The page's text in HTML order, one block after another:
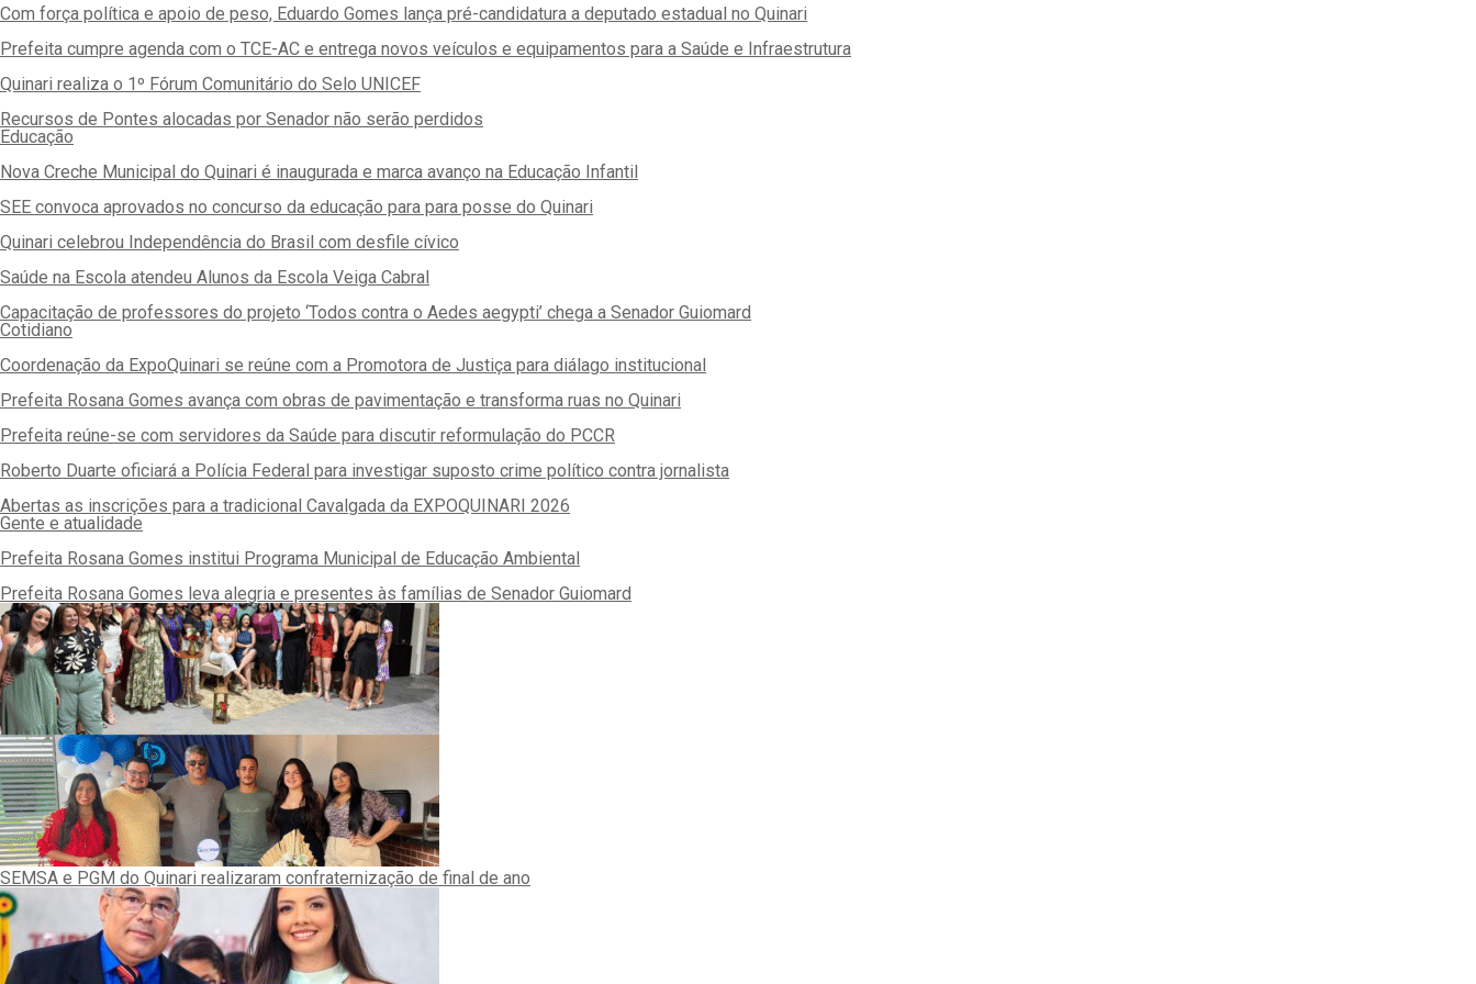
Com força política e apoio de peso, Eduardo Gomes lança pré-candidatura a deputado estadual no Quinari
Prefeita cumpre agenda com o TCE-AC e entrega novos veículos e equipamentos para a Saúde e Infraestrutura
Quinari realiza o 1º Fórum Comunitário do Selo UNICEF
Recursos de Pontes alocadas por Senador não serão perdidos
Educação
Nova Creche Municipal do Quinari é inaugurada e marca avanço na Educação Infantil
SEE convoca aprovados no concurso da educação para para posse do Quinari
Quinari celebrou Independência do Brasil com desfile cívico
Saúde na Escola atendeu Alunos da Escola Veiga Cabral
Capacitação de professores do projeto ‘Todos contra o Aedes aegypti’ chega a Senador Guiomard
Cotidiano
Coordenação da ExpoQuinari se reúne com a Promotora de Justiça para diálago institucional
Prefeita Rosana Gomes avança com obras de pavimentação e transforma ruas no Quinari
Prefeita reúne-se com servidores da Saúde para discutir reformulação do PCCR
Roberto Duarte oficiará a Polícia Federal para investigar suposto crime político contra jornalista
Abertas as inscrições para a tradicional Cavalgada da EXPOQUINARI 2026
Gente e atualidade
Prefeita Rosana Gomes institui Programa Municipal de Educação Ambiental
Prefeita Rosana Gomes leva alegria e presentes às famílias de Senador Guiomard
SEMSA e PGM do Quinari realizaram confraternização de final de ano